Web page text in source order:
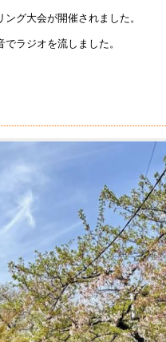
グ大会が開催されました。
ラジオを流しました。